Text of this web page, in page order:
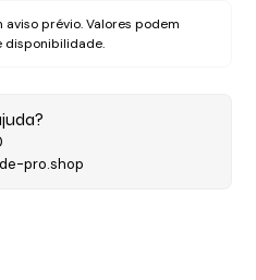
prévio. Valores podem
disponibilidade.
pro.shop